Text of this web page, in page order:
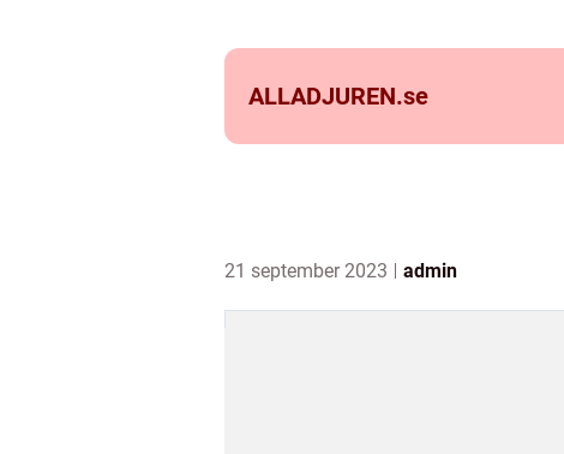
ALLADJUREN.se
21 september 2023 admin